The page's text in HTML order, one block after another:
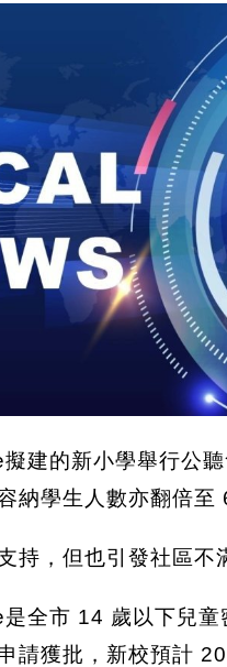
建的新小學舉行公
納學生人數亦翻倍至
持，但也引發社區
全市 14 歲以下兒
請獲批，新校預計